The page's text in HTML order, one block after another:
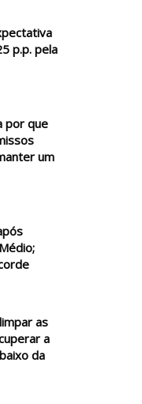
p.p. pela
por que
um
as
a
da